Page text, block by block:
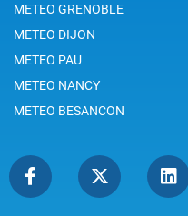
METEO GRENOBLE
METEO DIJON
METEO PAU
METEO NANCY
METEO BESANCON